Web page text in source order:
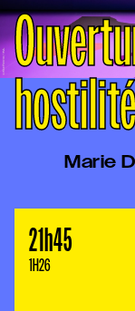
Marie
21h45
1H26